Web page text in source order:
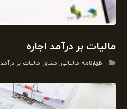
مالیات بر درآمد اجاره
اظهارنامه مالیاتی, مشاور مالیات بر درآمد